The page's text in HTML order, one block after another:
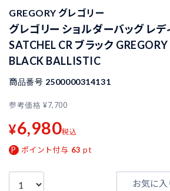
GREGORY グレゴリー
グレゴリー ショルダーバッグ レデ
SATCHEL CR ブラック
BLACK BALLISTIC
商品番号 2500000314131
参考価格 ¥7,700
¥6,980税込
ポイント付与 63 pt
お気に